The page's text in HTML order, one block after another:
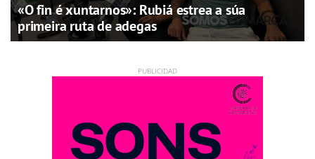
«O fin é xuntarnos»: Rubiá estrea a súa
primeira ruta de adegas